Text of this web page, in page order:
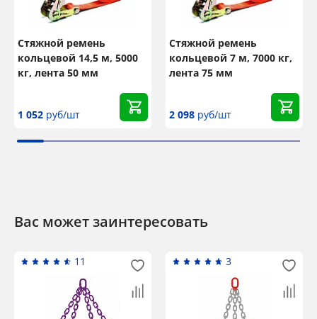
Стяжной ремень
кольцевой 14,5 м, 5000
кг, лента 50 мм
1 052 руб/шт
Стяжной ремень
кольцевой 7 м, 7000 кг,
лента 75 мм
2 098 руб/шт
Вас может заинтересовать
11 3